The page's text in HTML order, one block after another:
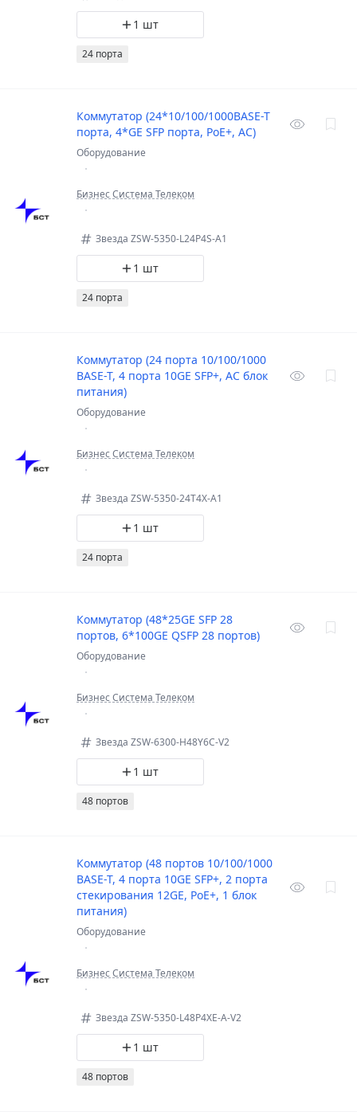
1 шт
24 порта
Коммутатор (24*10/100/1000BASE-T
порта, 4*GE SFP порта, PoE+, AC)
Оборудование
Бизнес Система Телеком
Звезда ZSW-5350-L24P4S-A1
1 шт
24 порта
Коммутатор (24 порта 10/100/1000
BASE-T, 4 порта 10GE SFP+, AC блок
питания)
Оборудование
Бизнес Система Телеком
Звезда ZSW-5350-24T4X-A1
1 шт
24 порта
Коммутатор (48*25GE SFP 28
портов, 6*100GE QSFP 28 портов)
Оборудование
Бизнес Система Телеком
Звезда ZSW-6300-H48Y6C-V2
1 шт
48 портов
Коммутатор (48 портов 10/100/1000
BASE-T, 4 порта 10GE SFP+, 2 порта
стекирования 12GE, PoE+, 1 блок
питания)
Оборудование
Бизнес Система Телеком
Звезда ZSW-5350-L48P4XE-A-V2
1 шт
48 портов